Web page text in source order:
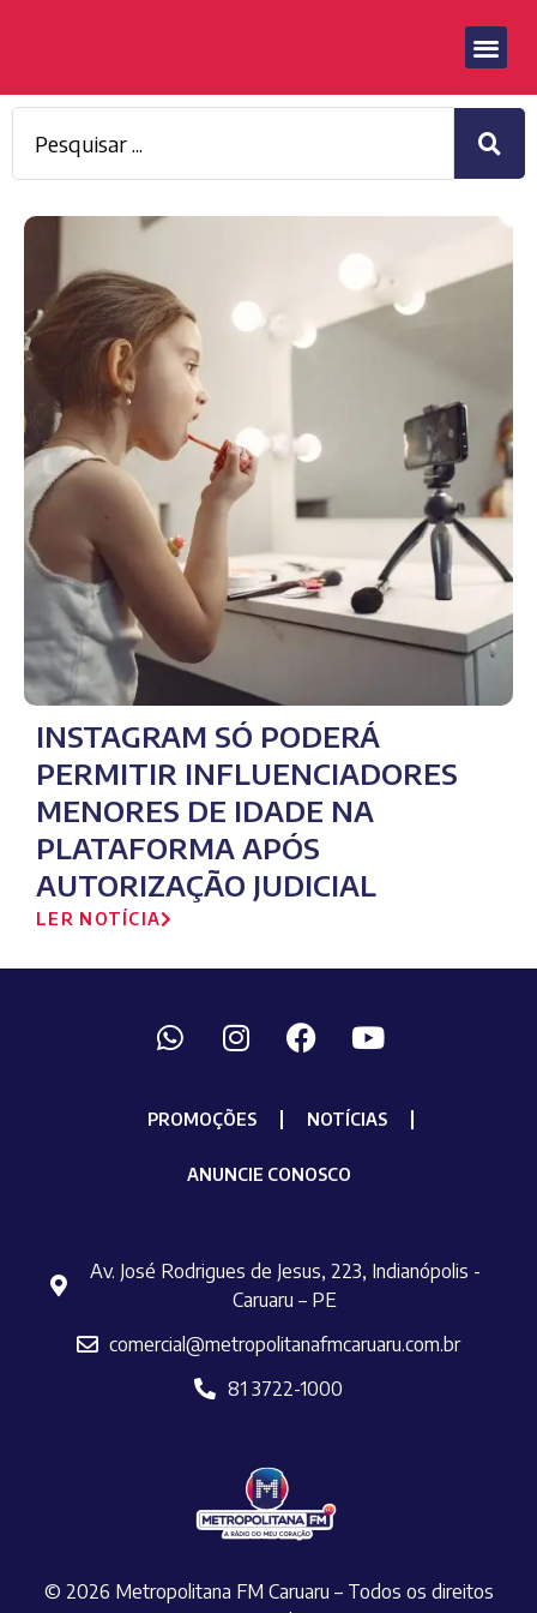
INSTAGRAM SÓ PODERÁ
PERMITIR INFLUENCIADORES
MENORES DE IDADE NA
PLATAFORMA APÓS
AUTORIZAÇÃO JUDICIAL
LER NOTÍCIA
PROMOÇÕES NOTÍCIAS
ANUNCIE CONOSCO
Av. José Rodrigues de Jesus, 223, Indianópolis -
Caruaru – PE
comercial@metropolitanafmcaruaru.com.br
81 3722-1000
© 2026 Metropolitana FM Caruaru – Todos os direitos